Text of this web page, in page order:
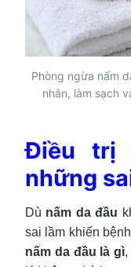
Phòng ngừa nấm
nhân, làm sạch
Điều trị
những
Dù nấm da đầu
sai lầm khiến
nấm da đầu là gì